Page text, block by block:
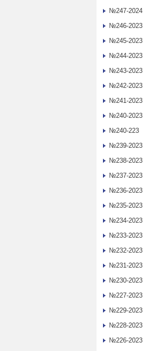
№247-2024
№246-2023
№245-2023
№244-2023
№243-2023
№242-2023
№241-2023
№240-2023
№240-223
№239-2023
№238-2023
№237-2023
№236-2023
№235-2023
№234-2023
№233-2023
№232-2023
№231-2023
№230-2023
№227-2023
№229-2023
№228-2023
№226-2023